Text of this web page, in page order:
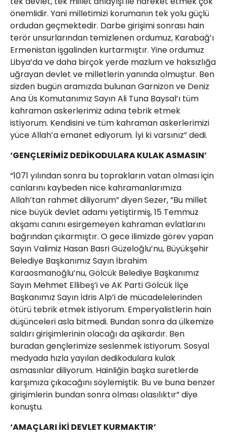
önemlidir. Yani milletimizi korumanın tek yolu güçlü
ordudan geçmektedir. Darbe girişimi sonrası hain
terör unsurlarından temizlenen ordumuz, Karabağ’ı
Ermenistan işgalinden kurtarmıştır. Yine ordumuz
Libya’da ve daha birçok yerde mazlum ve haksızlığa
uğrayan devlet ve milletlerin yanında olmuştur. Ben
sizden bugün aramızda bulunan Garnizon ve Deniz
Ana Üs Komutanımız Sayın Ali Tuna Baysal’ı tüm
kahraman askerlerimiz adına tebrik etmek
istiyorum. Kendisini ve tüm kahraman askerlerimizi
yüce Allah’a emanet ediyorum. İyi ki varsınız” dedi.
‘GENÇLERİMİZ DEDİKODULARA KULAK ASMASIN’
“1071 yılından sonra bu toprakların vatan olması için
canlarını kaybeden nice kahramanlarımıza
Allah’tan rahmet diliyorum” diyen Sezer, “Bu millet
nice büyük devlet adamı yetiştirmiş, 15 Temmuz
akşamı canını esirgemeyen kahraman evlatlarını
bağrından çıkarmıştır. O gece ilimizde görev yapan
Sayın Valimiz Hasan Basri Güzeloğlu’nu, Büyükşehir
Belediye Başkanımız Sayın İbrahim
Karaosmanoğlu’nu, Gölcük Belediye Başkanımız
Sayın Mehmet Ellibeş’i ve AK Parti Gölcük İlçe
Başkanımız Sayın İdris Alp’i de mücadelelerinden
ötürü tebrik etmek istiyorum. Emperyalistlerin hain
düşünceleri asla bitmedi. Bundan sonra da ülkemize
saldırı girişimlerinin olacağı da aşikardır. Ben
buradan gençlerimize seslenmek istiyorum. Sosyal
medyada hızla yayılan dedikodulara kulak
asmasınlar diliyorum. Hainliğin başka suretlerde
karşımıza çıkacağını söylemiştik. Bu ve buna benzer
girişimlerin bundan sonra olması olasılıktır” diye
konuştu.
‘AMAÇLARI İKİ DEVLET KURMAKTIR’